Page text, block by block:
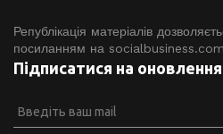
Републікація матеріалів
посиланням на
Підписатися на оновлення